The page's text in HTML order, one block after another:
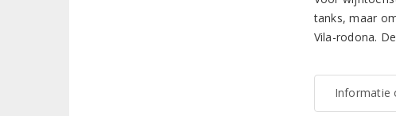
tanks, maar
Vila-rodona.
Informatie